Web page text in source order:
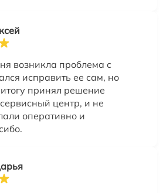
возникла проблема с
исправить ее сам, но
принял решение
сервисный центр, и не
оперативно и